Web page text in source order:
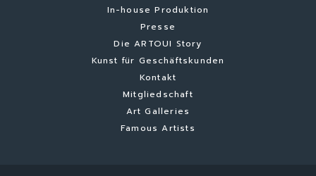
In-house Produktion
Presse
Die ARTOUI Story
Kunst für Geschäftskunden
Kontakt
Mitgliedschaft
Art Galleries
Famous Artists